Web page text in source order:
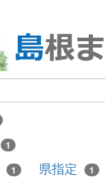
1
1 県指定 1